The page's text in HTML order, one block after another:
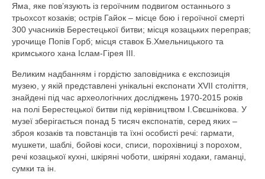
Яма, яке пов’язують із героїчним подвигом останнього з
трьохсот козаків; острів Гайок – місце бою і героїчної смерті
300 учасників Берестецької битви; місця козацьких переправ;
урочище Попів Горб; місця ставок Б.Хмельницького та
кримського хана Іслам-Гірея ІІІ.
Великим надбанням і гордістю заповідника є експозиція
музею, у якій представлені унікальні експонати XVII століття,
знайдені під час археологічних досліджень 1970-2015 років
на полі Берестецької битви під керівництвом І.Свєшнікова. У
музеї зберігається понад 5 тисяч експонатів, серед яких –
зброя козаків та повстанців та їхні особисті речі: гармати,
мушкети, шаблі, бойові коси, списи, порохівниці з порохом,
речі козацької кухні, шкіряні чоботи, шкіряні ходаки, гаманці,
сумки та ін.